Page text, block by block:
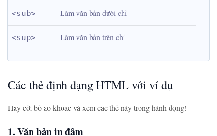
<sub> Làm văn bản dưới chỉ
<sup> Làm văn bản trên chỉ
Các thẻ định dạng HTML với ví dụ
Hãy cởi bỏ áo khoác và xem các thẻ này trong hành động!
1. Văn bản in đậm